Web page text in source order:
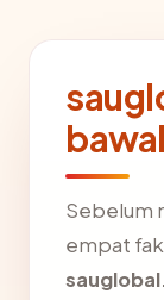
Sebelum
empat